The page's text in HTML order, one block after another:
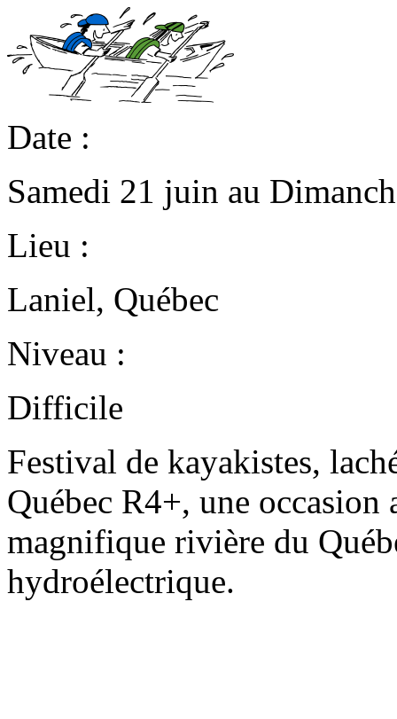
Date :
Samedi 21 juin au
Lieu :
Laniel, Québec
Niveau :
Difficile
Festival de kayakistes,
Québec R4+, une occasion
magnifique rivière du
hydroélectrique.